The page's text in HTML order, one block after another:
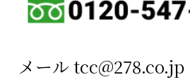
メール tcc@278.co.jp